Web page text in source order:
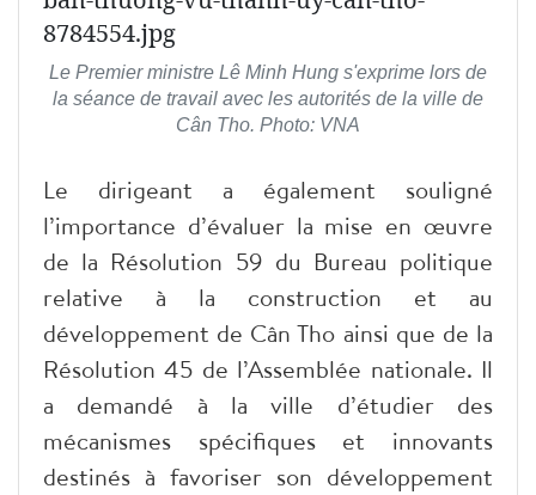
Le Premier ministre Lê Minh Hung s'exprime lors de
la séance de travail avec les autorités de la ville de
Cân Tho. Photo: VNA
Le dirigeant a également souligné
l’importance d’évaluer la mise en œuvre
de la Résolution 59 du Bureau politique
relative à la construction et au
développement de Cân Tho ainsi que de la
Résolution 45 de l’Assemblée nationale. Il
a demandé à la ville d’étudier des
mécanismes spécifiques et innovants
destinés à favoriser son développement